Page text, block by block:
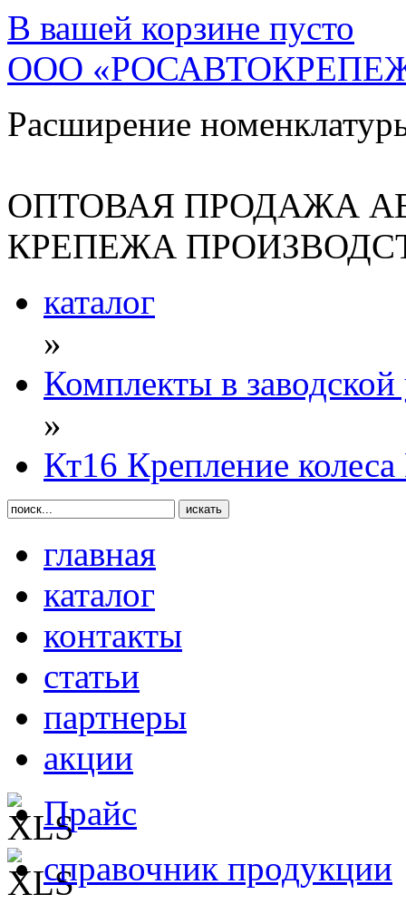
В вашей корзине пусто
ООО
Расширение
ОПТОВАЯ ПРОДАЖА
КРЕПЕЖА
каталог
»
Комплекты в заводской
»
Кт16 Крепление
главная
каталог
контакты
статьи
партнеры
акции
Прайс
справочник продукции